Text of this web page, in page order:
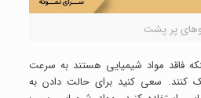
پر پشت
فاقد مواد شیمیایی هستند به سرعت
کنند. سعی کنید برای حالت دادن به